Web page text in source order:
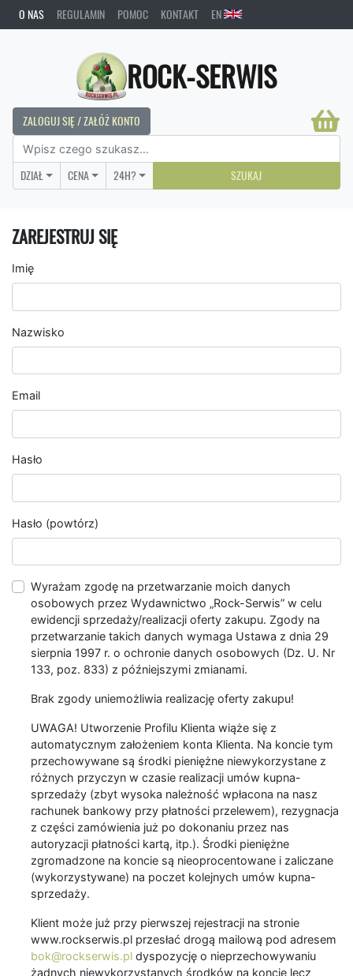
O NAS REGULAMIN POMOC KONTAKT EN
ROCK-SERWIS
ZALOGUJ SIĘ / ZAŁÓŻ KONTO
DZIAŁ CENA 24H? SZUKAJ
ZAREJESTRUJ SIĘ
Imię
Nazwisko
Email
Hasło
Hasło (powtórz)
Wyrażam zgodę na przetwarzanie moich danych
osobowych przez Wydawnictwo „Rock-Serwis” w celu
ewidencji sprzedaży/realizacji oferty zakupu. Zgody na
przetwarzanie takich danych wymaga Ustawa z dnia 29
sierpnia 1997 r. o ochronie danych osobowych (Dz. U. Nr
133, poz. 833) z późniejszymi zmianami.
Brak zgody uniemożliwia realizację oferty zakupu!
UWAGA! Utworzenie Profilu Klienta wiąże się z
automatycznym założeniem konta Klienta. Na koncie tym
przechowywane są środki pieniężne niewykorzystane z
różnych przyczyn w czasie realizacji umów kupna-
sprzedaży (zbyt wysoka należność wpłacona na nasz
rachunek bankowy przy płatności przelewem), rezygnacja
z części zamówienia już po dokonaniu przez nas
autoryzacji płatności kartą, itp.). Środki pieniężne
zgromadzone na koncie są nieoprocentowane i zaliczane
(wykorzystywane) na poczet kolejnych umów kupna-
sprzedaży.
Klient może już przy pierwszej rejestracji na stronie
www.rockserwis.pl przesłać drogą mailową pod adresem
bok@rockserwis.pl dyspozycję o nieprzechowywaniu
żadnych niewykorzystanych środków na koncie lecz